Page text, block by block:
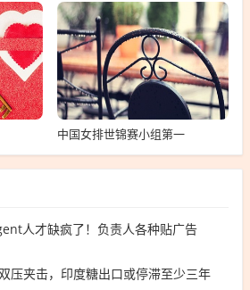
中国女排世锦赛小组第一
人才缺疯了！负责人各种贴广告
压夹击，印度糖出口或停滞至少三年